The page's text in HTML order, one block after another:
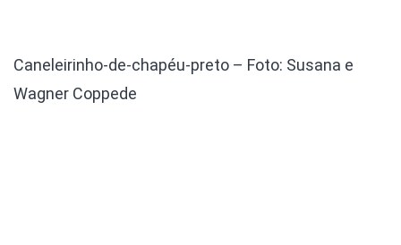
Caneleirinho-de-chapéu-preto – Foto: Susana e
Wagner Coppede